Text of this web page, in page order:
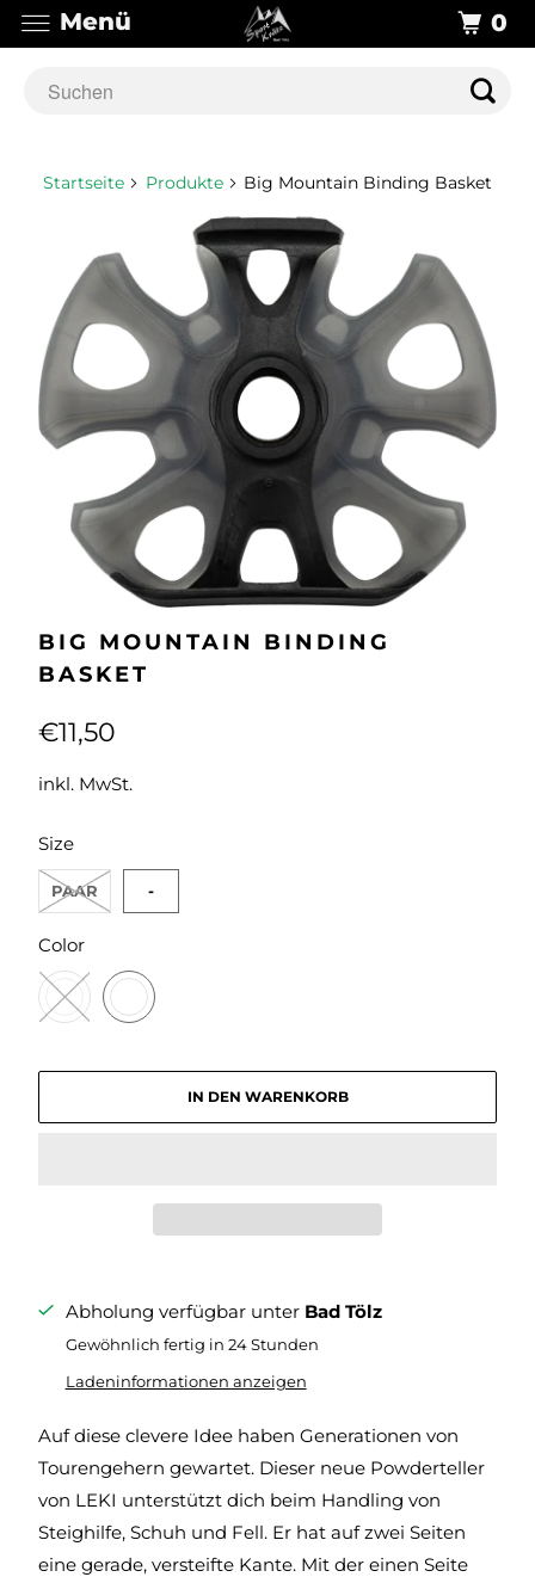
Startseite Produkte Big Mountain Binding Basket
BIG MOUNTAIN BINDING
BASKET
€11,50
inkl. MwSt.
Size
SWATCH-PAAR
PAAR
SWATCH-
-
Color
SWATCH-SCHWARZ
SWATCH-2122
IN DEN WARENKORB
Abholung verfügbar unter Bad Tölz
Gewöhnlich fertig in 24 Stunden
Ladeninformationen anzeigen
Auf diese clevere Idee haben Generationen von
Tourengehern gewartet. Dieser neue Powderteller
von LEKI unterstützt dich beim Handling von
Steighilfe, Schuh und Fell. Er hat auf zwei Seiten
eine gerade, versteifte Kante. Mit der einen Seite
Menü 0